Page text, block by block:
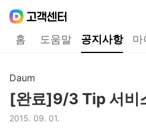
홈 도움말 공지사항 마
Daum
[완료]9/3 Tip 서비
2015. 09. 01.